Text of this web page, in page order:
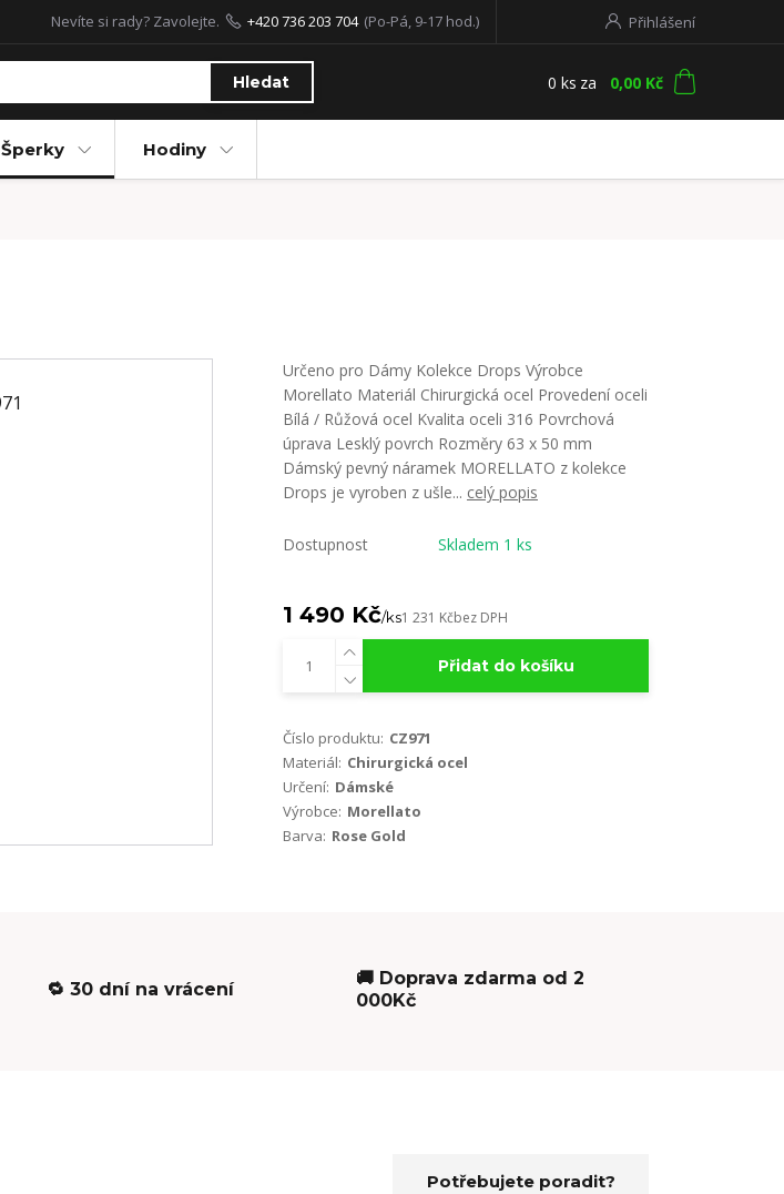
Přihlášení
Hledat
Nevíte si rady? Zavolejte. +420 736 203 704 (Po-Pá, 9-17 hod.)
0 ks za 0,00 Kč
Šperky Hodiny
Určeno pro Dámy Kolekce Drops Výrobce
Morellato Materiál Chirurgická ocel Provedení oceli
Bílá / Růžová ocel Kvalita oceli 316 Povrchová
úprava Lesklý povrch Rozměry 63 x 50 mm
Dámský pevný náramek MORELLATO z kolekce
Drops je vyroben z ušle... celý popis
Dostupnost Skladem 1 ks
1 490 Kč/ks1 231 Kčbez DPH
Přidat do košíku
Číslo produktu: CZ971
Materiál: Chirurgická ocel
Určení: Dámské
Výrobce: Morellato
Barva: Rose Gold
🔁 30 dní na vrácení
🚚 Doprava zdarma od 2
000Kč
Potřebujete poradit?